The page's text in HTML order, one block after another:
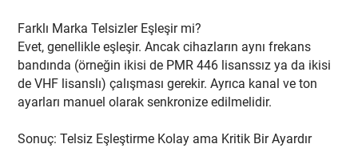
Farklı Marka Telsizler Eşleşir mi?
Evet, genellikle eşleşir. Ancak cihazların aynı frekans
bandında (örneğin ikisi de PMR 446 lisanssız ya da ikisi
de VHF lisanslı) çalışması gerekir. Ayrıca kanal ve ton
ayarları manuel olarak senkronize edilmelidir.
Sonuç: Telsiz Eşleştirme Kolay ama Kritik Bir Ayardır